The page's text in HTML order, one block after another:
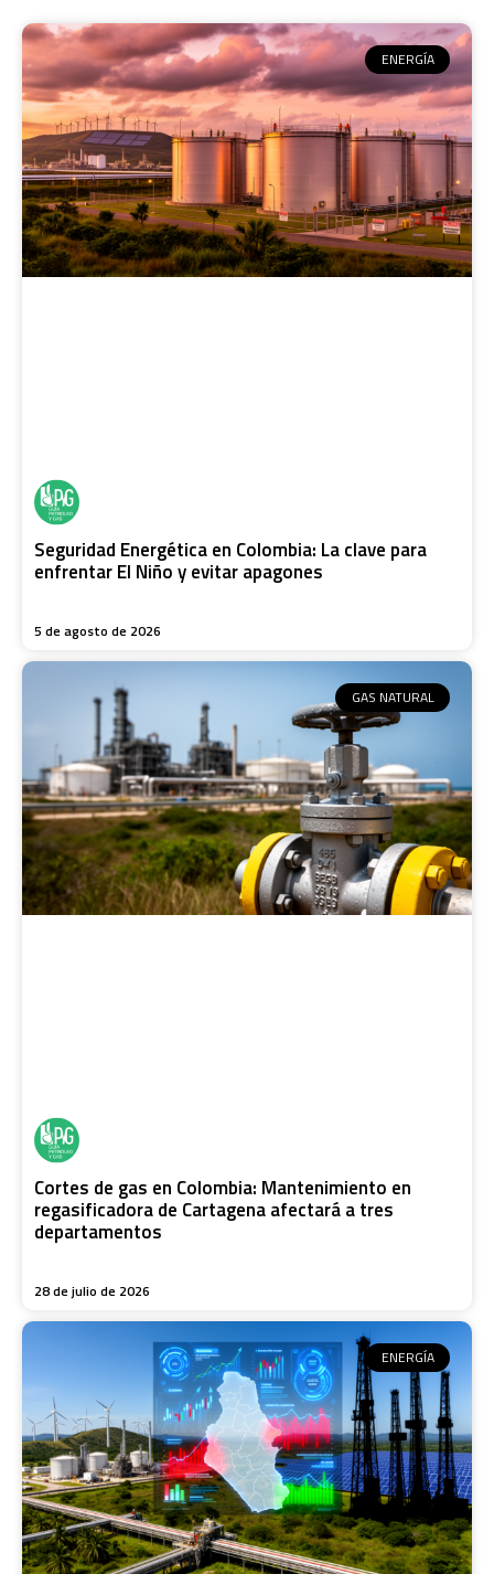
ENERGÍA
Seguridad Energética en Colombia: La clave para
enfrentar El Niño y evitar apagones
5 de agosto de 2026
GAS NATURAL
Cortes de gas en Colombia: Mantenimiento en
regasificadora de Cartagena afectará a tres
departamentos
28 de julio de 2026
ENERGÍA